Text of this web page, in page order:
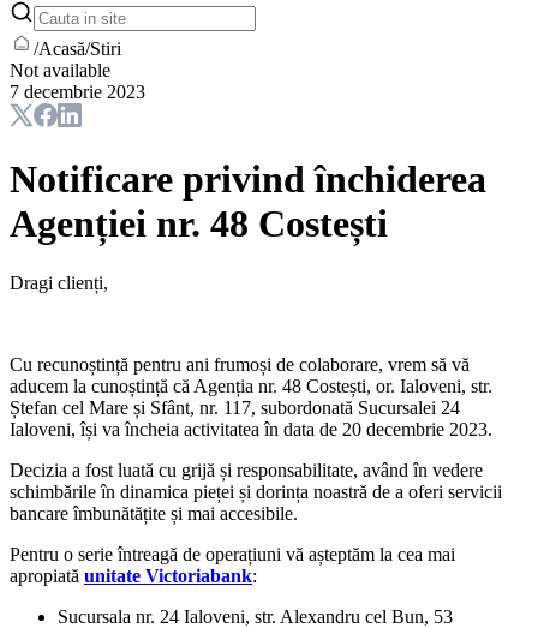
/Acasă/Stiri
Not available
7 decembrie 2023
Notificare privind închiderea
Agenției nr. 48 Costești
Dragi clienți,
Cu recunoștință pentru ani frumoși de colaborare, vrem să vă
aducem la cunoștință că Agenția nr. 48 Costești, or. Ialoveni, str.
Ștefan cel Mare și Sfânt, nr. 117, subordonată Sucursalei 24
Ialoveni, își va încheia activitatea în data de 20 decembrie 2023.
Decizia a fost luată cu grijă și responsabilitate, având în vedere
schimbările în dinamica pieței și dorința noastră de a oferi servicii
bancare îmbunătățite și mai accesibile.
Pentru o serie întreagă de operațiuni vă așteptăm la cea mai
apropiată unitate Victoriabank:
Sucursala nr. 24 Ialoveni, str. Alexandru cel Bun, 53